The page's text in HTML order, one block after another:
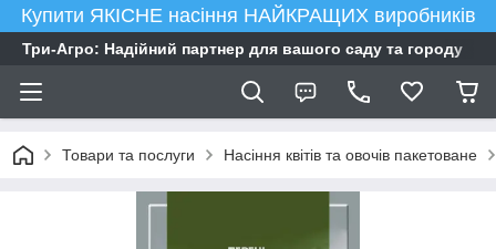
Купити ЯКІСНЕ насіння НАЙКРАЩИХ виробників
Три-Агро: Надійний партнер для вашого саду та городу
Товари та послуги Насіння квітів та овочів пакетоване